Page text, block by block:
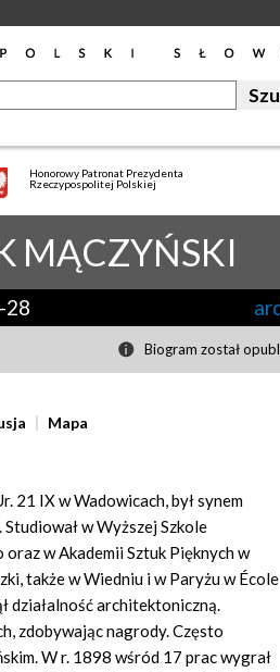
Honorowy Patronat Prezydenta
Rzeczypospolitej Polskiej
MĄCZYŃSKI
28
Biogram został
Mapa
21 IX w Wadowicach, był synem
w Wyższej Szkole
w Akademii Sztuk Pięknych w
także w Wiedniu i w Paryżu w École
działalność architektoniczną.
zdobywając nagrody. Często
W r. 1898 wśród 17 prac wygrał